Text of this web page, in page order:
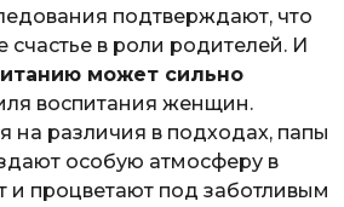
подтверждают, что
счастье в роли родителей. И
может сильно
воспитания женщин.
на различия в подходах, папы
особую атмосферу в
и процветают под заботливым